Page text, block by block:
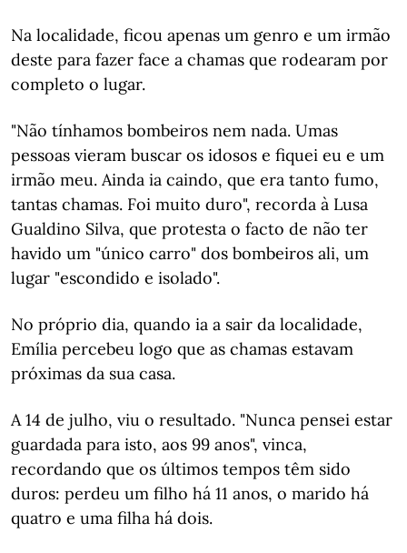
Na localidade, ficou apenas um genro e um irmão
deste para fazer face a chamas que rodearam por
completo o lugar.
"Não tínhamos bombeiros nem nada. Umas
pessoas vieram buscar os idosos e fiquei eu e um
irmão meu. Ainda ia caindo, que era tanto fumo,
tantas chamas. Foi muito duro", recorda à Lusa
Gualdino Silva, que protesta o facto de não ter
havido um "único carro" dos bombeiros ali, um
lugar "escondido e isolado".
No próprio dia, quando ia a sair da localidade,
Emília percebeu logo que as chamas estavam
próximas da sua casa.
A 14 de julho, viu o resultado. "Nunca pensei estar
guardada para isto, aos 99 anos", vinca,
recordando que os últimos tempos têm sido
duros: perdeu um filho há 11 anos, o marido há
quatro e uma filha há dois.